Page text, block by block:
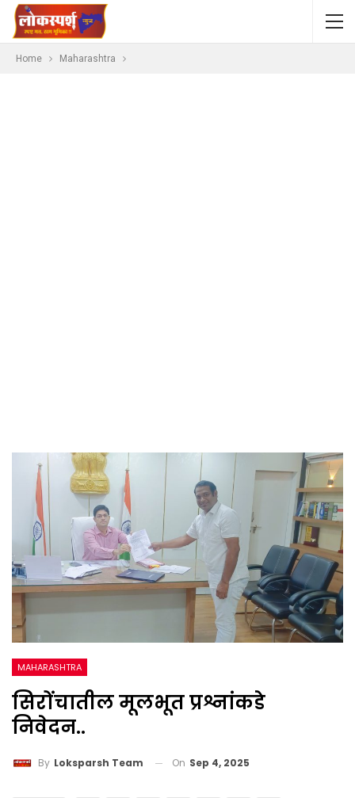
Home Maharashtra
MAHARASHTRA
सिरोंचातील मूलभूत प्रश्नांकडे
निवेदन..
By Loksparsh Team On Sep 4, 2025